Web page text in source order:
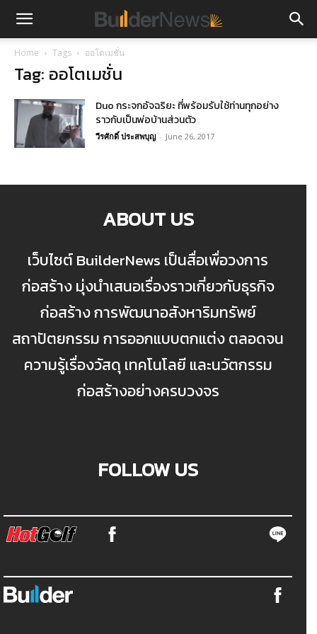
Home Tags ออโตเมชั่น
Tag: ออโตเมชั่น
Duo กระจกอัจฉริยะ ที่พร้อมรับใช้ท่านทุกอย่าง
ราวกับเป็นพ่อบ้านส่วนตัว
วีรศักดิ์ ประสพบุญ - June 26, 2017
ABOUT US
เว็บไซต์ BuilderNews เป็นสื่อเพื่อวงการ
ก่อสร้าง มุ่งนำเสนอเรื่องราวเกี่ยวกับธุรกิจ
ก่อสร้าง การพัฒนาอสังหาริมทรัพย์
สถาปัตยกรรม การออกแบบตกแต่ง ตลอดจน
ความรู้เรื่องวัสดุ เทคโนโลยี และนวัตกรรม
ก่อสร้างอย่างครบวงจร
FOLLOW US